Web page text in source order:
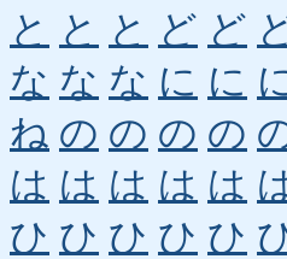
と と と ど ど
な な な に に
ね の の の の
は は は は は
ひ ひ ひ ひ ひ